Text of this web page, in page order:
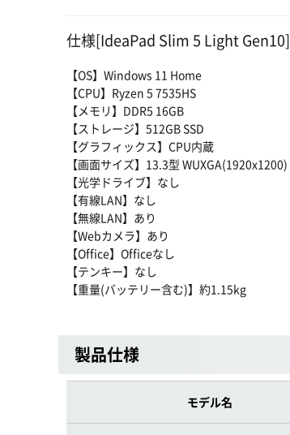
仕様[IdeaPad Slim 5 Light Gen10]
【OS】Windows 11 Home
【CPU】Ryzen 5 7535HS
【メモリ】DDR5 16GB
【ストレージ】512GB SSD
【グラフィックス】CPU内蔵
【画面サイズ】13.3型 WUXGA(1920x1200)
【光学ドライブ】なし
【有線LAN】なし
【無線LAN】あり
【Webカメラ】あり
【Office】Officeなし
【テンキー】なし
【重量(バッテリー含む)】約1.15kg
製品仕様
モデル名